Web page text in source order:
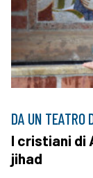
DA UN TEATRO
I cristiani di
jihad